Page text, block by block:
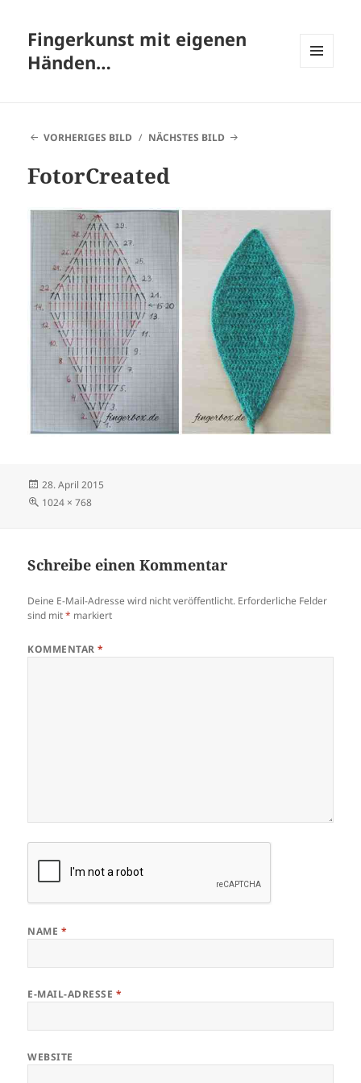
Fingerkunst mit eigenen
Händen…
VORHERIGES BILD NÄCHSTES BILD
FotorCreated
Veröffentlicht
am
28. April 2015
Volle
1024 × 768
Schreibe einen Kommentar
Deine E-Mail-Adresse wird nicht veröffentlicht. Erforderliche Felder
sind mit* markiert
KOMMENTAR*
NAME *
E-MAIL-ADRESSE *
WEBSITE